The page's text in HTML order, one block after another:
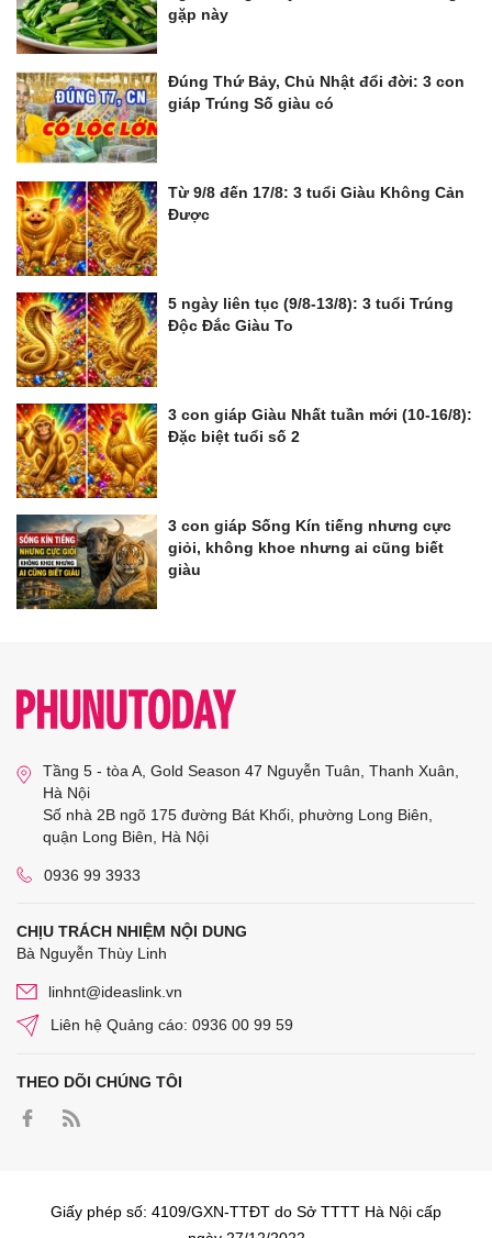
gặp này
Đúng Thứ Bảy, Chủ Nhật đổi đời: 3 con
giáp Trúng Số giàu có
Từ 9/8 đến 17/8: 3 tuổi Giàu Không Cản
Được
5 ngày liên tục (9/8-13/8): 3 tuổi Trúng
Độc Đắc Giàu To
3 con giáp Giàu Nhất tuần mới (10-16/8):
Đặc biệt tuổi số 2
3 con giáp Sống Kín tiếng nhưng cực
giỏi, không khoe nhưng ai cũng biết
giàu
Tầng 5 - tòa A, Gold Season 47 Nguyễn Tuân, Thanh Xuân,
Hà Nội
Số nhà 2B ngõ 175 đường Bát Khối, phường Long Biên,
quận Long Biên, Hà Nội
0936 99 3933
CHỊU TRÁCH NHIỆM NỘI DUNG
Bà Nguyễn Thùy Linh
linhnt@ideaslink.vn
Liên hệ Quảng cáo: 0936 00 99 59
THEO DÕI CHÚNG TÔI
Giấy phép số: 4109/GXN-TTĐT do Sở TTTT Hà Nội cấp